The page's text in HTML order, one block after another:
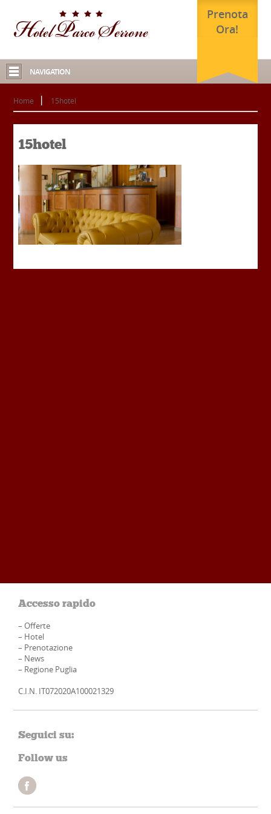
Prenota
Ora!
NAVIGATION
Home 15hotel
15hotel
Accesso rapido
–Offerte
– Hotel
– Prenotazione
– News
– Regione Puglia
C.I.N. IT072020A100021329
Seguici su:
Follow us